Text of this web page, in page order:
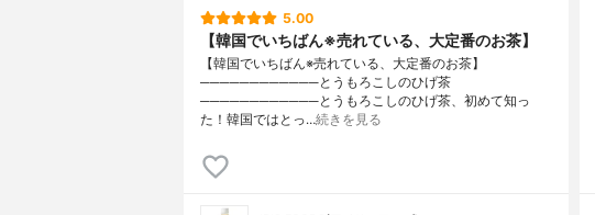
5.00
【韓国でいちばん※売れている、大定番のお茶】
【韓国でいちばん※売れている、大定番のお茶】
────────────とうもろこしのひげ茶
────────────とうもろこしのひげ茶、初めて知っ
た！韓国ではとっ…続きを見る